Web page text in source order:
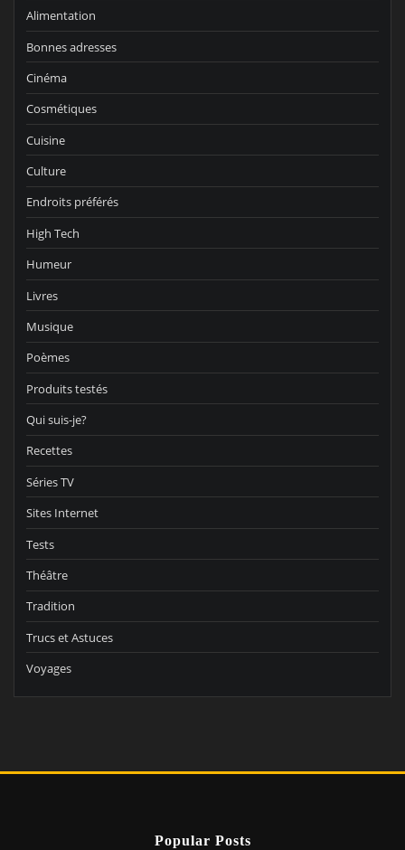
Alimentation
Bonnes adresses
Cinéma
Cosmétiques
Cuisine
Culture
Endroits préférés
High Tech
Humeur
Livres
Musique
Poèmes
Produits testés
Qui suis-je?
Recettes
Séries TV
Sites Internet
Tests
Théâtre
Tradition
Trucs et Astuces
Voyages
Popular Posts